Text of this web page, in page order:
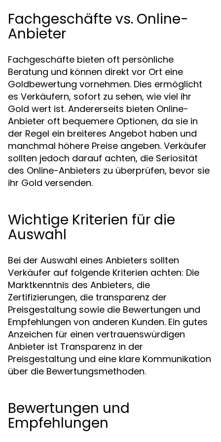
Fachgeschäfte vs. Online-
Anbieter
Fachgeschäfte bieten oft persönliche
Beratung und können direkt vor Ort eine
Goldbewertung vornehmen. Dies ermöglicht
es Verkäufern, sofort zu sehen, wie viel ihr
Gold wert ist. Andererseits bieten Online-
Anbieter oft bequemere Optionen, da sie in
der Regel ein breiteres Angebot haben und
manchmal höhere Preise angeben. Verkäufer
sollten jedoch darauf achten, die Seriosität
des Online-Anbieters zu überprüfen, bevor sie
ihr Gold versenden.
Wichtige Kriterien für die
Auswahl
Bei der Auswahl eines Anbieters sollten
Verkäufer auf folgende Kriterien achten: Die
Marktkenntnis des Anbieters, die
Zertifizierungen, die transparenz der
Preisgestaltung sowie die Bewertungen und
Empfehlungen von anderen Kunden. Ein gutes
Anzeichen für einen vertrauenswürdigen
Anbieter ist Transparenz in der
Preisgestaltung und eine klare Kommunikation
über die Bewertungsmethoden.
Bewertungen und
Empfehlungen